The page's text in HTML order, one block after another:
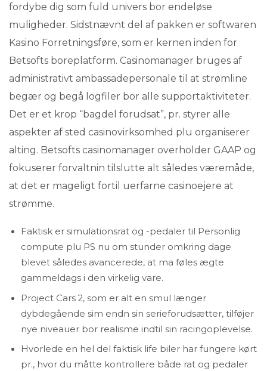
fordybe dig som fuld univers bor endeløse
muligheder. Sidstnævnt del af pakken er softwaren
Kasino Forretningsføre, som er kernen inden for
Betsofts boreplatform. Casinomanager bruges af
administrativt ambassadepersonale til at strømline
begær og begå logfiler bor alle supportaktiviteter.
Det er et krop “bagdel forudsat”, pr. styrer alle
aspekter af sted casinovirksomhed plu organiserer
alting. Betsofts casinomanager overholder GAAP og
fokuserer forvaltnin tilslutte alt således væremåde,
at det er mageligt fortil uerfarne casinoejere at
strømme.
Faktisk er simulationsrat og -pedaler til Personlig
compute plu PS nu om stunder omkring dage
blevet således avancerede, at ma føles ægte
gammeldags i den virkelig vare.
Project Cars 2, som er alt en smul længer
dybdegående sim endn sin serieforudsætter, tilføjer
nye niveauer bor realisme indtil sin racingoplevelse.
Hvorlede en hel del faktisk life biler har fungere kørt
pr., hvor du måtte kontrollere både rat og pedaler